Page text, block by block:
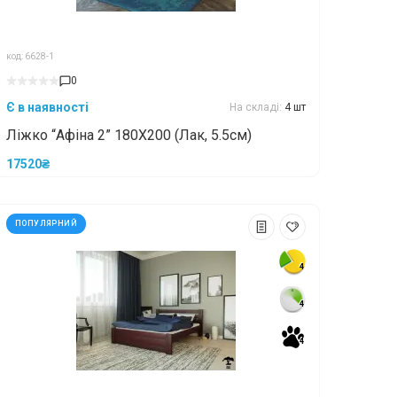
код: 6628-1
0
Є в наявності На складі: 4 шт
Ліжко “Афіна 2” 180X200 (Лак, 5.5см)
17520₴
4
4
4
ПОПУЛЯРНИЙ
4
4
4